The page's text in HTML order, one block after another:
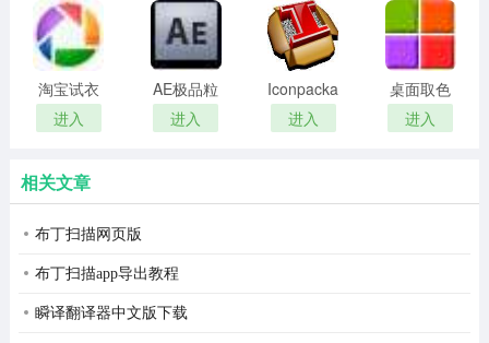
remover(冰
点还原密
码清除器)
扫描软件)
淘宝试衣
服软件
进入
AE极品粒
子插件
(Trapcode
进入
Iconpackager
中文补丁
进入
桌面取色
工具
colorpix
进入
相关文章
布丁扫描网页版
布丁扫描app导出教程
瞬译翻译器中文版下载